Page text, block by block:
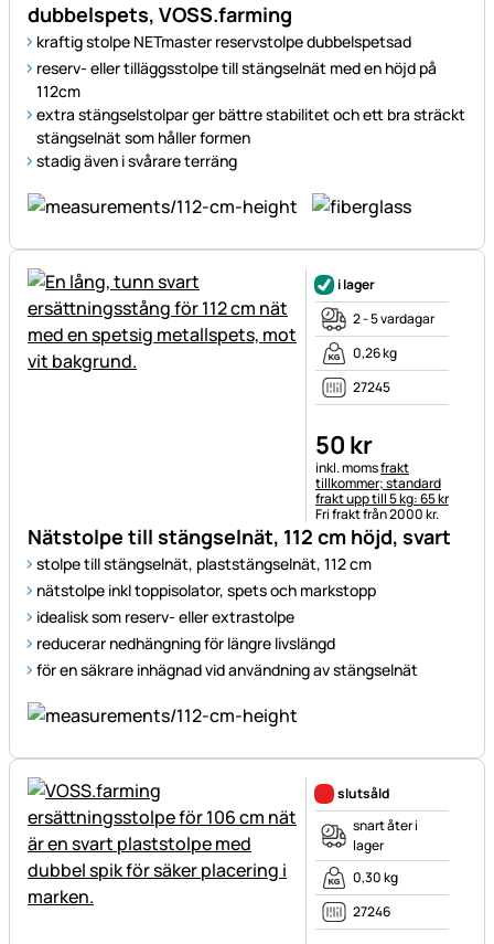
dubbelspets, VOSS.farming
kraftig stolpe NETmaster reservstolpe dubbelspetsad
reserv- eller tilläggsstolpe till stängselnät med en höjd på
112cm
extra stängselstolpar ger bättre stabilitet och ett bra sträckt
stängselnät som håller formen
stadig även i svårare terräng
Nätstolpe till stängselnät, 112 cm höjd, svart
stolpe till stängselnät, plaststängselnät, 112 cm
nätstolpe inkl toppisolator, spets och markstopp
idealisk som reserv- eller extrastolpe
reducerar nedhängning för längre livslängd
för en säkrare inhägnad vid användning av stängselnät
i lager
2 - 5 vardagar
0,26 kg
27245
50 kr
Skatteinformation:
inkl. momsfrakt
tillkommer; standard
frakt upp till 5 kg: 65 kr
Fri frakt från 2000 kr.
slutsåld
snart åter i
lager
0,30 kg
27246